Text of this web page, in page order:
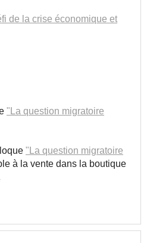
de la crise économique et
"La question migratoire
"La question migratoire
à la vente dans la boutique